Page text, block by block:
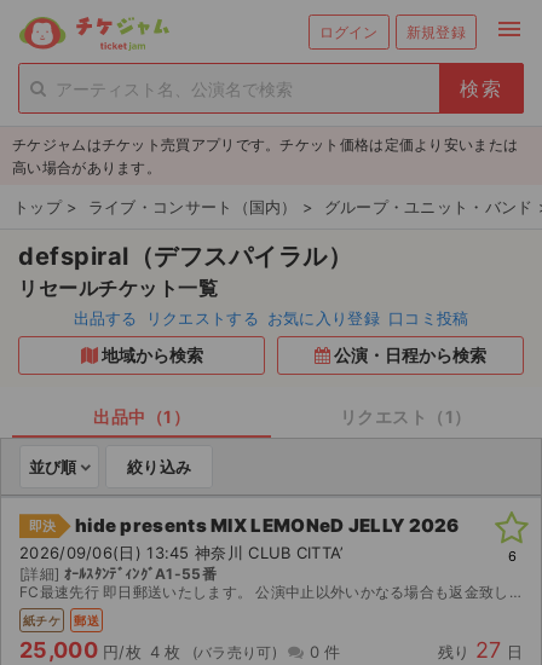
ログイン 新規登録 menu
person_add 新規会員登録
チケットを探す
新着チケット
値下げしたチケット
都道府県からチケットを探す
もうすぐ開催のチケット
チケットのリクエスト一覧
取扱チケット
ライブ・コンサート（国内）
ライブ・コンサート（海外）
イベント
チケジャムはチケット売買アプリです。チケット価格は定価より安いまたは
高い場合があります。
トップ > ライブ・コンサート（国内） > グループ・ユニット・バンド
defspiral（デフスパイラル）
リセールチケット一覧
出品する リクエストする お気に入り登録 口コミ投稿
地域から検索 公演・日程から検索
出品中（1） リクエスト（1）
並び順 絞り込み
即決 hide presents MIX LEMONeD JELLY 2026
2026/09/06(日) 13:45 神奈川 CLUB CITTA’
[詳細] ｵｰﾙｽﾀﾝﾃﾞｨﾝｸﾞA1-55番
FC最速先行 即日郵送いたします。 公演中止以外いかなる場合も返金致しかねますのでご了承ください。
紙チケ 郵送
25,000 円/枚 4 枚 0 件 残り 27 日
6